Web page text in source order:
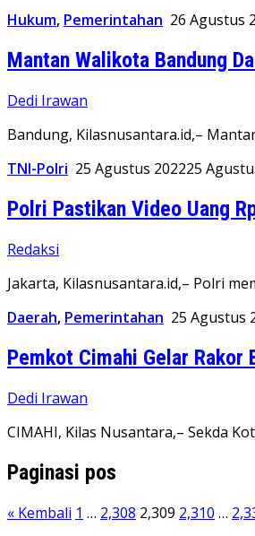
Hukum, Pemerintahan 26 Agustus
Mantan Walikota Bandung
Dedi Irawan
Bandung, Kilasnusantara.id,–
TNI-Polri 25 Agustus 202225
Polri Pastikan Video Uang
Redaksi
Jakarta, Kilasnusantara.id,– Polri
Daerah, Pemerintahan 25 Agustus
Pemkot Cimahi Gelar Rakor
Dedi Irawan
CIMAHI, Kilas Nusantara,– Sekda
Paginasi pos
« Kembali 1 … 2,308 2,309 2,310 …